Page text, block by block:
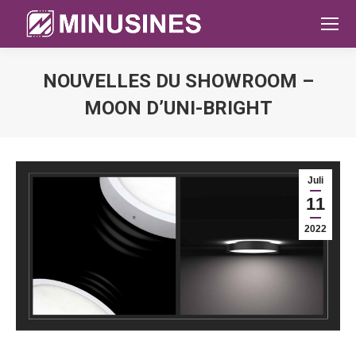
NOUVELLES DU SHOWROOM –
MOON D’UNI-BRIGHT
Juli
11
2022